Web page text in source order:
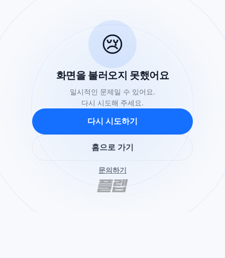
😢
화면을 불러오지 못했어요
일시적인 문제일 수 있어요.
다시 시도해 주세요.
다시 시도하기
홈으로 가기
문의하기